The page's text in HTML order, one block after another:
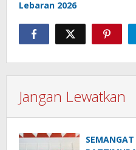
Lebaran 2026
Jangan Lewatkan